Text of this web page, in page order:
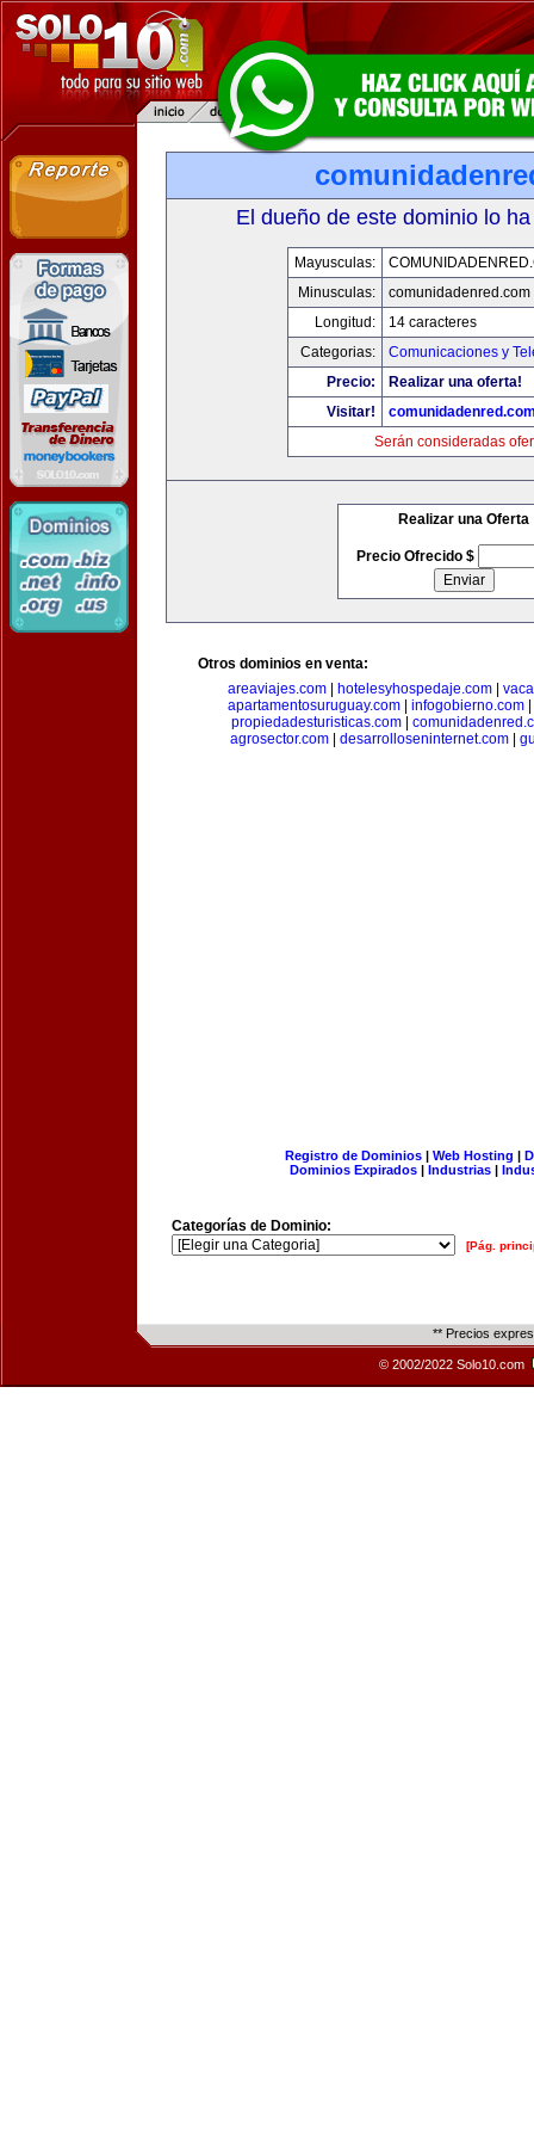
El dueño de este dominio lo
Mayusculas:
Minusculas:
comunidadenred.com
Longitud:
14 caracteres
Categorias:
Comunicaciones y
Precio:
Realizar una oferta!
Visitar!
Serán consideradas
Realizar una Oferta
Precio Ofrecido $
Otros dominios en venta:
areaviajes.com
hotelesyhospedaje.com
apartamentosuruguay.com
infogobierno.com
propiedadesturisticas.com|
agrosector.com
desarrolloseninternet.com
Registro de Dominios| Web Hosting |
Dominios Expirados | Industrias |
Categorías de Dominio:
[Pág.
** Precios
© 2002/2022 Solo10.com